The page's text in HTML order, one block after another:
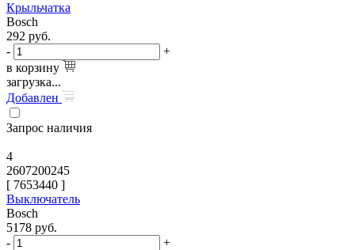
Крыльчатка
Bosch
292 руб.
-
+
в корзину
загрузка...
Добавлен
Запрос наличия
4
2607200245
[ 7653440 ]
Выключатель
Bosch
5178 руб.
-
+